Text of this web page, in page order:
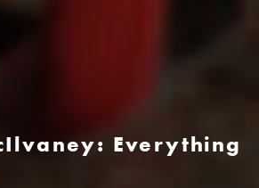
Everything